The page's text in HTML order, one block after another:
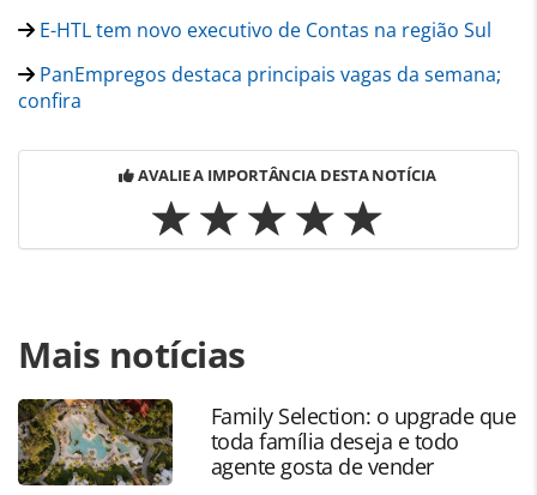
E-HTL tem novo executivo de Contas na região Sul
PanEmpregos destaca principais vagas da semana;
confira
AVALIE A IMPORTÂNCIA DESTA NOTÍCIA
https://www.panrotas.com.br/agencias-de-
viagens/viagens-de-luxo/2023/01/iltm-latin-america-revela-
tema-de-2023-e-preve-novo-recorde_194351.html ou as
ferramentas oferecidas na página. Todo o conteúdo
produzido pela PANROTAS Editora é protegido pela
legislação brasileira sobre direito autoral. Não reproduza o
Mais notícias
Family Selection: o upgrade que
toda família deseja e todo
agente gosta de vender